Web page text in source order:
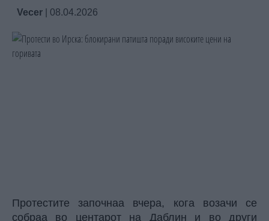
Vecer 08.04.2026
Протестите започнаа вчера, кога возачи се
собраа во центарот на Даблин и во други